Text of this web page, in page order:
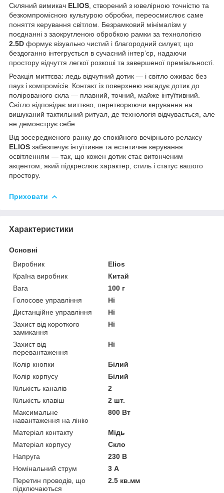
Скляний вимикач ELIOS , створений з ювелірною точністю та
безкомпромісною культурою обробки, переосмислює саме
поняття керування світлом. Безрамковий мінімалізм у
поєднанні з заокругленою обробкою рамки за технологією
2.5D формує візуально чистий і благородний силует, що
бездоганно інтегрується в сучасний інтер’єр, надаючи
простору відчуття легкої розкоші та завершеної преміальності.
Реакція миттєва: ледь відчутний дотик — і світло оживає без
пауз і компромісів. Контакт із поверхнею нагадує дотик до
полірованого скла — плавний, точний, майже інтуїтивний.
Світло відповідає миттєво, перетворюючи керування на
вишуканий тактильний ритуал, де технологія відчувається, але
не демонструє себе.
Від зосередженого ранку до спокійного вечірнього релаксу
ELIOS забезпечує інтуїтивне та естетичне керування
освітленням — так, що кожен дотик стає витонченим
акцентом, який підкреслює характер, стиль і статус вашого
простору.
Приховати
Характеристики
Основні
Виробник
Elios
Країна виробник
Китай
Вага
100 г
Голосове управління
Ні
Дистанційне управління
Ні
Захист від короткого
замикання
Ні
Захист від
перевантаження
Ні
Колір кнопки
Білий
Колір корпусу
Білий
Кількість каналів
2
Кількість клавіш
2 шт.
Максимальне
навантаження на лінію
800 Вт
Матеріал контакту
Мідь
Матеріал корпусу
Скло
Напруга
230 В
Номінальний струм
3 А
Перетин проводів, що
підключаються
2.5 кв.мм